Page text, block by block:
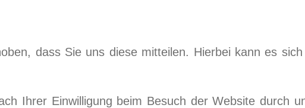
dass Sie uns diese mitteilen. Hierbei kann es
Ihrer Einwilligung beim Besuch der Website durch